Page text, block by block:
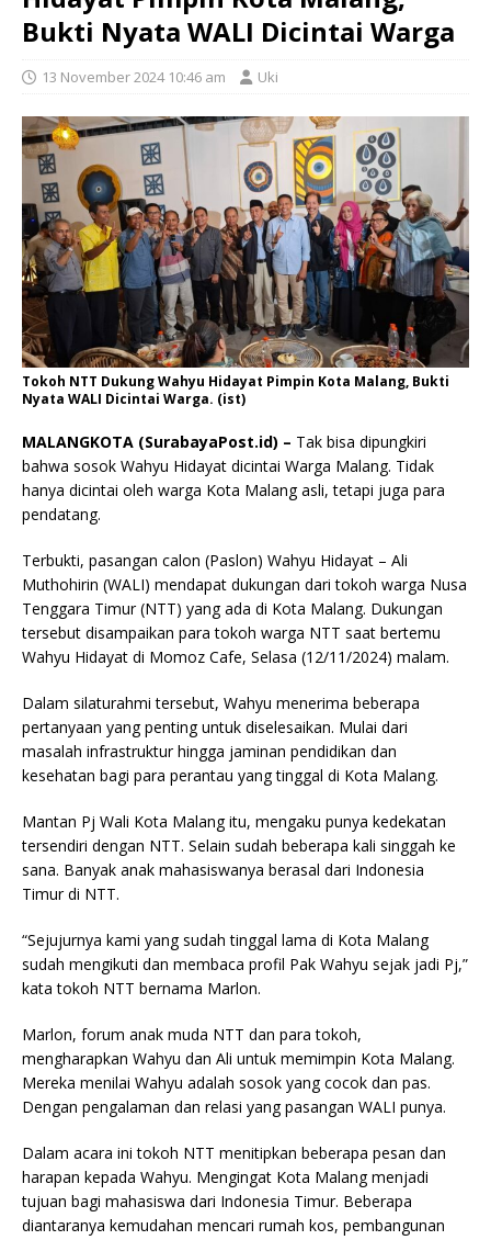
Bukti Nyata WALI Dicintai Warga
13 November 2024 10:46 am Uki
Tokoh NTT Dukung Wahyu Hidayat Pimpin Kota Malang, Bukti
Nyata WALI Dicintai Warga. (ist)
MALANGKOTA (SurabayaPost.id) – Tak bisa dipungkiri
bahwa sosok Wahyu Hidayat dicintai Warga Malang. Tidak
hanya dicintai oleh warga Kota Malang asli, tetapi juga para
pendatang.
Terbukti, pasangan calon (Paslon) Wahyu Hidayat – Ali
Muthohirin (WALI) mendapat dukungan dari tokoh warga Nusa
Tenggara Timur (NTT) yang ada di Kota Malang. Dukungan
tersebut disampaikan para tokoh warga NTT saat bertemu
Wahyu Hidayat di Momoz Cafe, Selasa (12/11/2024) malam.
Dalam silaturahmi tersebut, Wahyu menerima beberapa
pertanyaan yang penting untuk diselesaikan. Mulai dari
masalah infrastruktur hingga jaminan pendidikan dan
kesehatan bagi para perantau yang tinggal di Kota Malang.
Mantan Pj Wali Kota Malang itu, mengaku punya kedekatan
tersendiri dengan NTT. Selain sudah beberapa kali singgah ke
sana. Banyak anak mahasiswanya berasal dari Indonesia
Timur di NTT.
“Sejujurnya kami yang sudah tinggal lama di Kota Malang
sudah mengikuti dan membaca profil Pak Wahyu sejak jadi Pj,”
kata tokoh NTT bernama Marlon.
Marlon, forum anak muda NTT dan para tokoh,
mengharapkan Wahyu dan Ali untuk memimpin Kota Malang.
Mereka menilai Wahyu adalah sosok yang cocok dan pas.
Dengan pengalaman dan relasi yang pasangan WALI punya.
Dalam acara ini tokoh NTT menitipkan beberapa pesan dan
harapan kepada Wahyu. Mengingat Kota Malang menjadi
tujuan bagi mahasiswa dari Indonesia Timur. Beberapa
diantaranya kemudahan mencari rumah kos, pembangunan